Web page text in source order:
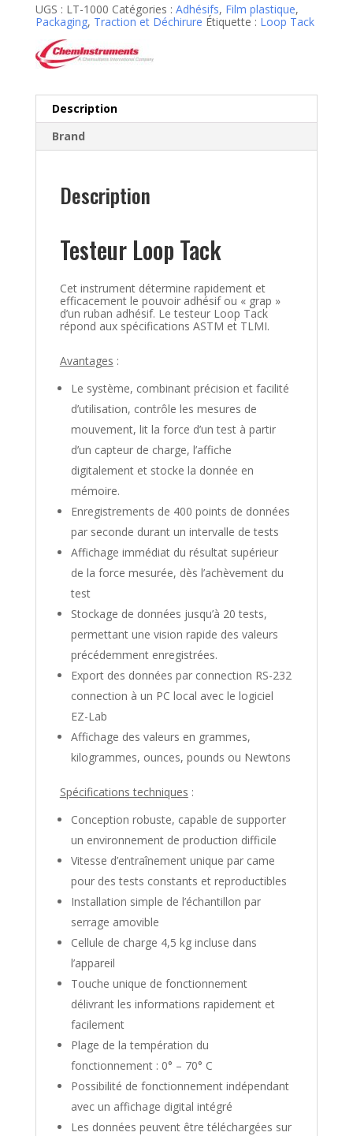
UGS : LT-1000 Catégories : Adhésifs, Film plastique,
Packaging, Traction et Déchirure Étiquette : Loop Tack
Description
Brand
Description
Testeur Loop Tack
Cet instrument détermine rapidement et
efficacement le pouvoir adhésif ou « grap »
d’un ruban adhésif. Le testeur Loop Tack
répond aux spécifications ASTM et TLMI.
Avantages :
Le système, combinant précision et facilité
d’utilisation, contrôle les mesures de
mouvement, lit la force d’un test à partir
d’un capteur de charge, l’affiche
digitalement et stocke la donnée en
mémoire.
Enregistrements de 400 points de données
par seconde durant un intervalle de tests
Affichage immédiat du résultat supérieur
de la force mesurée, dès l’achèvement du
test
Stockage de données jusqu’à 20 tests,
permettant une vision rapide des valeurs
précédemment enregistrées.
Export des données par connection RS-232
connection à un PC local avec le logiciel
EZ-Lab
Affichage des valeurs en grammes,
kilogrammes, ounces, pounds ou Newtons
Spécifications techniques :
Conception robuste, capable de supporter
un environnement de production difficile
Vitesse d’entraînement unique par came
pour des tests constants et reproductibles
Installation simple de l’échantillon par
serrage amovible
Cellule de charge 4,5 kg incluse dans
l’appareil
Touche unique de fonctionnement
délivrant les informations rapidement et
facilement
Plage de la températion du
fonctionnement : 0° – 70° C
Possibilité de fonctionnement indépendant
avec un affichage digital intégré
Les données peuvent être téléchargées sur